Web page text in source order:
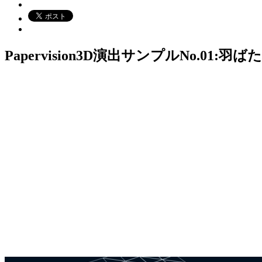
Papervision3D演出サンプルNo.01:羽ば